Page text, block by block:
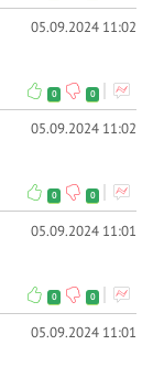
05.09.2024 11:02
0 0
05.09.2024 11:02
0 0
05.09.2024 11:01
0 0
05.09.2024 11:01